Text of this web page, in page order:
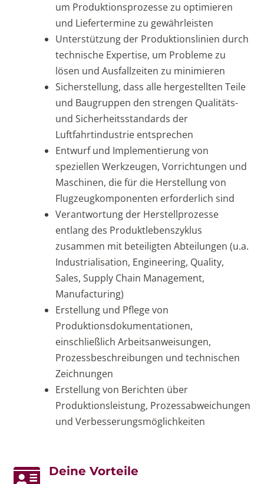
um Produktionsprozesse zu optimieren
und Liefertermine zu gewährleisten
Unterstützung der Produktionslinien durch
technische Expertise, um Probleme zu
lösen und Ausfallzeiten zu minimieren
Sicherstellung, dass alle hergestellten Teile
und Baugruppen den strengen Qualitäts-
und Sicherheitsstandards der
Luftfahrtindustrie entsprechen
Entwurf und Implementierung von
speziellen Werkzeugen, Vorrichtungen und
Maschinen, die für die Herstellung von
Flugzeugkomponenten erforderlich sind
Verantwortung der Herstellprozesse
entlang des Produktlebenszyklus
zusammen mit beteiligten Abteilungen (u.a.
Industrialisation, Engineering, Quality,
Sales, Supply Chain Management,
Manufacturing)
Erstellung und Pflege von
Produktionsdokumentationen,
einschließlich Arbeitsanweisungen,
Prozessbeschreibungen und technischen
Zeichnungen
Erstellung von Berichten über
Produktionsleistung, Prozessabweichungen
und Verbesserungsmöglichkeiten
 Deine Vorteile